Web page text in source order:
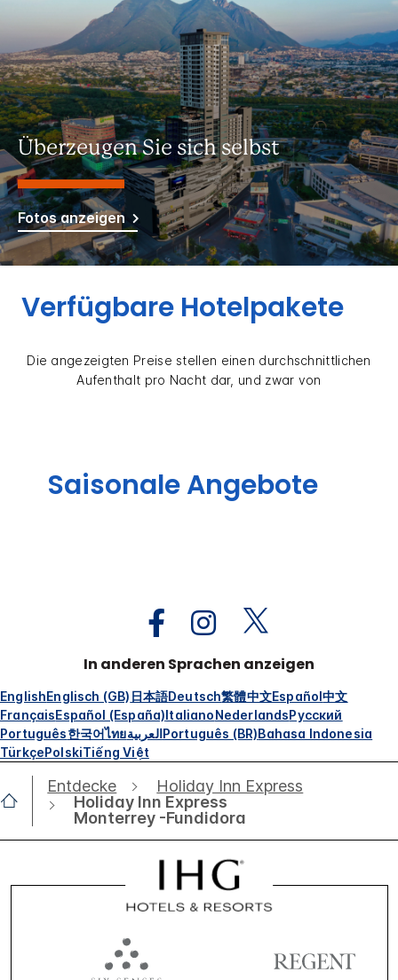
Überzeugen Sie sich selbst
Fotos anzeigen
Verfügbare Hotelpakete
Die angezeigten Preise stellen einen durchschnittlichen
Aufenthalt pro Nacht dar, und zwar von
Saisonale Angebote
In anderen Sprachen anzeigen
EnglishEnglisch (GB) 日本語Deutsch繁體中文Español中文
FrançaisEspañol (España)ItalianoNederlandsРусский
Português한국어ไทยالعربيةPortuguês (BR)Bahasa Indonesia
TürkçePolskiTiếng Việt
Entdecke
Holiday Inn Express
Holiday Inn Express
Monterrey -Fundidora